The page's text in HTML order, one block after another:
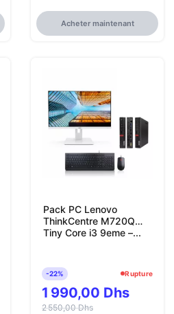
Acheter maintenant
Pack PC Lenovo
ThinkCentre M720Q
Tiny Core i3 9eme –...
-22% Rupture
1 990,00 Dhs
2 550,00 Dhs